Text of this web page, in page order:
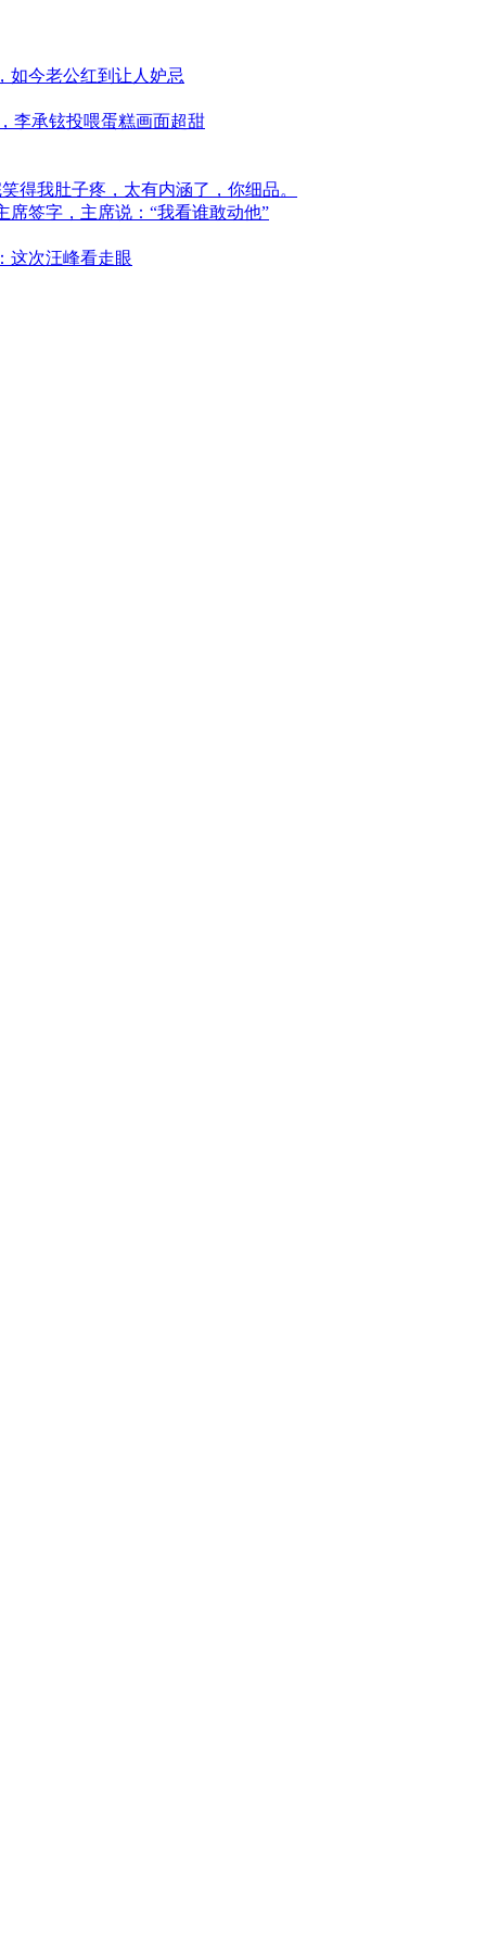
如今老公红到让人妒忌
李承铉投喂蛋糕画面超甜
得我肚子疼，太有内涵了，你细品。
签字，主席说：“我看谁敢动他”
这次汪峰看走眼